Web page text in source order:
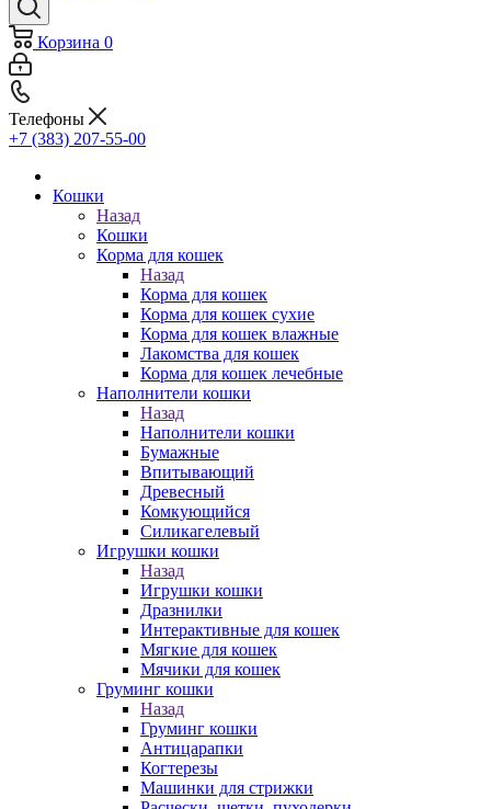
Корзина 0
Телефоны
+7 (383) 207-55-00
Кошки
Назад
Кошки
Корма для кошек
Назад
Корма для кошек
Корма для кошек сухие
Корма для кошек влажные
Лакомства для кошек
Корма для кошек лечебные
Наполнители кошки
Назад
Наполнители кошки
Бумажные
Впитывающий
Древесный
Комкующийся
Силикагелевый
Игрушки кошки
Назад
Игрушки кошки
Дразнилки
Интерактивные для кошек
Мягкие для кошек
Мячики для кошек
Груминг кошки
Назад
Груминг кошки
Антицарапки
Когтерезы
Машинки для стрижки